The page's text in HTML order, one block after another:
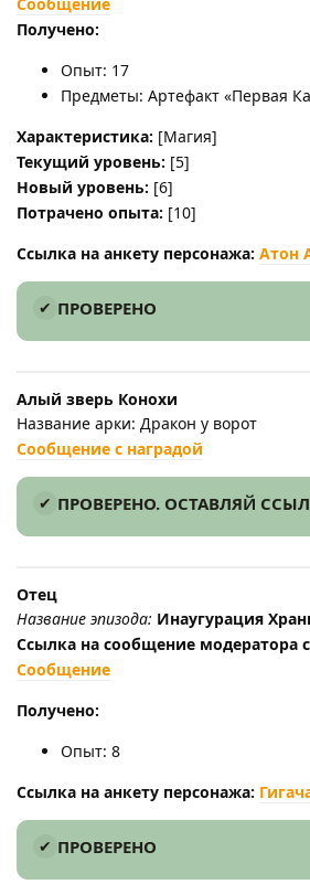
Сообщение
Получено:
Опыт: 17
Предметы: Артефакт «Первая
Характеристика: [Магия]
Текущий уровень: [5]
Новый уровень: [6]
Потрачено опыта: [10]
Ссылка на анкету персонажа: Атон
ПРОВЕРЕНО
Алый зверь Конохи
Название арки: Дракон у ворот
Сообщение с наградой
ПРОВЕРЕНО. ОСТАВЛЯЙ
Отец
Название эпизода: Инаугурация
Ссылка на сообщение модератора
Сообщение
Получено:
Опыт: 8
Ссылка на анкету персонажа:
ПРОВЕРЕНО